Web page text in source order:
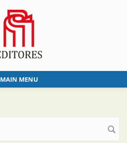
MAIN MENU